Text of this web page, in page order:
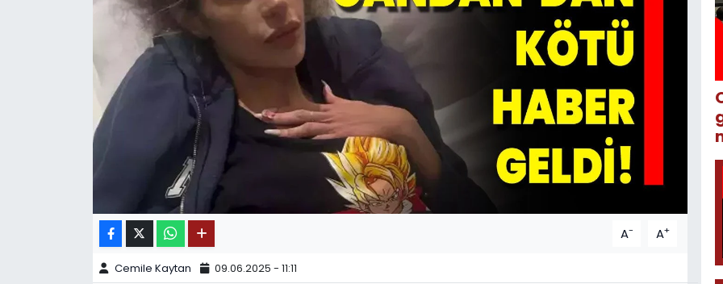
A- A+
Cemile Kaytan 09.06.2025 - 11:11
11:11 MANŞET